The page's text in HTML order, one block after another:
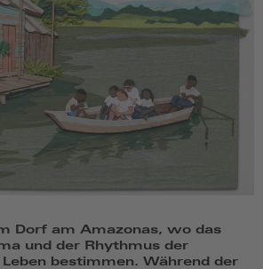
Dorf am Amazonas, wo das
und der Rhythmus der
bestimmen. Während der